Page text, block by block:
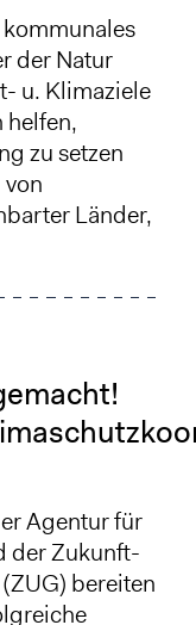
der Natur
u. Klimaziele
helfen,
zu setzen
Länder,
Agentur für
der Zukunft-
bereiten